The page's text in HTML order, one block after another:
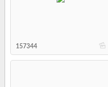
b
157344